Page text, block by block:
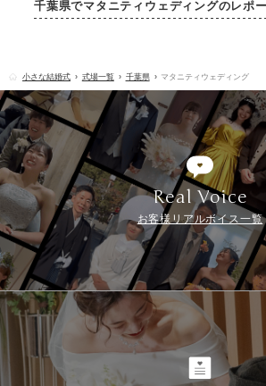
千葉県でマタニティウェディングのレポ
小さな結婚式 式場一覧 千葉県 マタニティウェディング
Real Voice
お客様リアルボイス一覧